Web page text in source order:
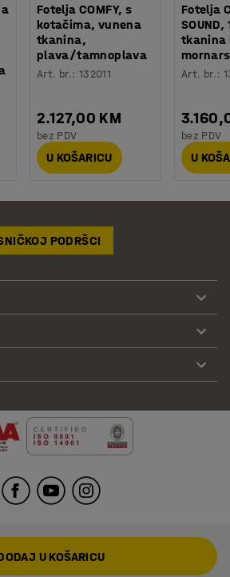
Fotelja COMFY, s
kotačima, vunena
tkanina,
plava/tamnoplava
Art. br.: 132011
2.127,00 KM
bez PDV
U KOŠARICU
Fotelja
tkanina
Art. br.:
bez PDV
U
PODRŠCI
U KOŠARICU